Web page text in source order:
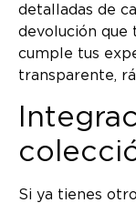
detalladas de
devolución que
cumple tus
transparente,
Si ya tienes